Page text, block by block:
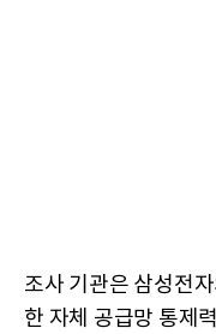
조사 기관은 삼성전
한 자체 공급망 통제